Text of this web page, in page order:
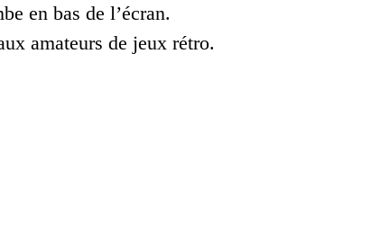
en bas de l’écran.
amateurs de jeux rétro.